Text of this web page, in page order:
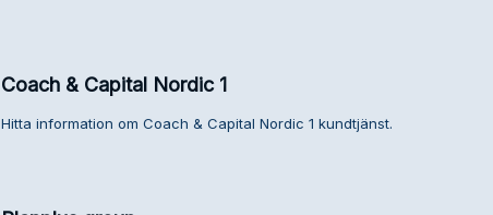
Coach & Capital Nordic 1
Hitta information om Coach & Capital Nordic 1 kundtjänst.